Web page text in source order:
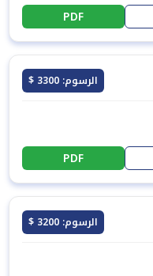
PDF
الرسوم: 3300 $
PDF
الرسوم: 3200 $